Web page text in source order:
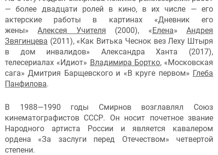
— более двадцати ролей в кино, в их числе — его
актерские работы в картинах «Дневник его
жены»Алексея Учителя (2000), «Елена»Андрея
Звягинцева (2011), «Как Витька Чеснок вез Леху Штыря
в дом инвалидов» Александра Ханта (2017),
телесериалах «Идиот» Владимира Бортко, «Московская
сага» Дмитрия Барщевского и «В круге первом» Глеба
Панфилова.
В 1988—1990 годы Смирнов возглавлял Союз
кинематографистов СССР. Он носит почетное звание
Народного артиста России и является кавалером
ордена «За заслуги перед Отечеством» четвертой
степени.